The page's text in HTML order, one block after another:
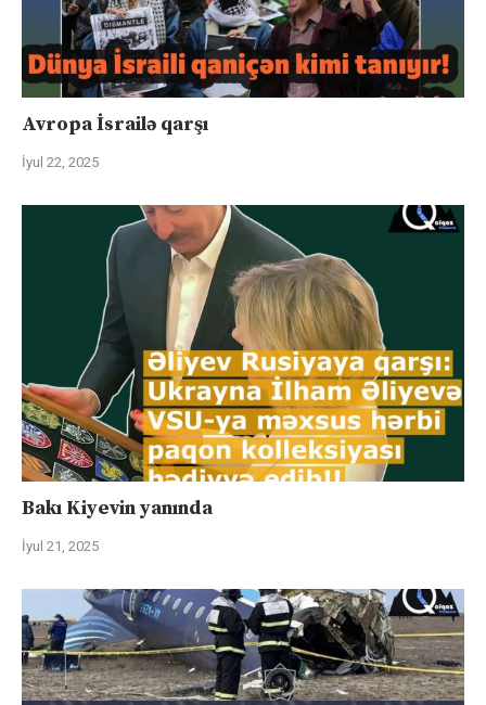
Avropa İsrailə qarşı
İyul 22, 2025
Bakı Kiyevin yanında
İyul 21, 2025